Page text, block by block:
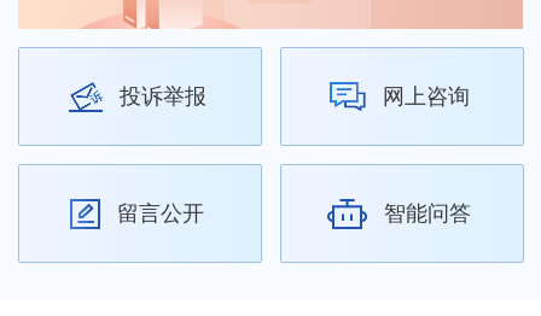
投诉举报 网上咨询
留言公开 智能问答